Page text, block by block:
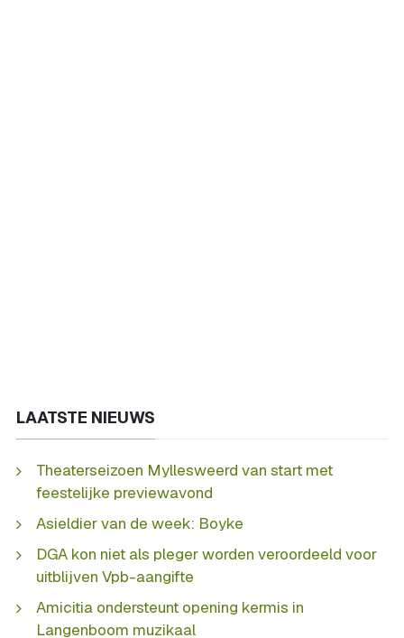
LAATSTE NIEUWS
Theaterseizoen Myllesweerd van start met
feestelijke previewavond
Asieldier van de week: Boyke
DGA kon niet als pleger worden veroordeeld voor
uitblijven Vpb-aangifte
Amicitia ondersteunt opening kermis in
Langenboom muzikaal